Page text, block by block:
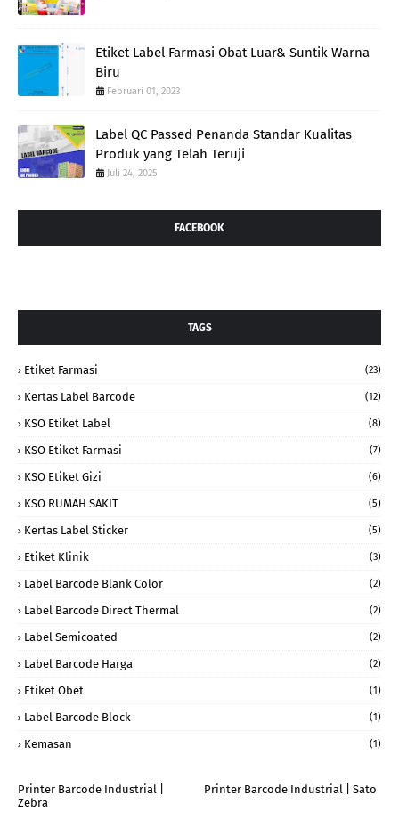
Etiket Label Farmasi Obat Luar& Suntik Warna
Biru
Februari 01, 2023
Label QC Passed Penanda Standar Kualitas
Produk yang Telah Teruji
Juli 24, 2025
FACEBOOK
TAGS
Etiket Farmasi (23)
Kertas Label Barcode (12)
KSO Etiket Label (8)
KSO Etiket Farmasi (7)
KSO Etiket Gizi (6)
KSO RUMAH SAKIT (5)
Kertas Label Sticker (5)
Etiket Klinik (3)
Label Barcode Blank Color (2)
Label Barcode Direct Thermal (2)
Label Semicoated (2)
Label Barcode Harga (2)
Etiket Obet (1)
Label Barcode Block (1)
Kemasan (1)
Printer Barcode Industrial |
Zebra
Printer Barcode Industrial | Sato